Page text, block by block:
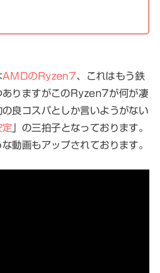
AMDのRyzen7、これはもう鉄
ありますがこのRyzen7が何が凄
良コスパとしか言いようがない
定 」の三拍子となっております。
動画もアップされております。